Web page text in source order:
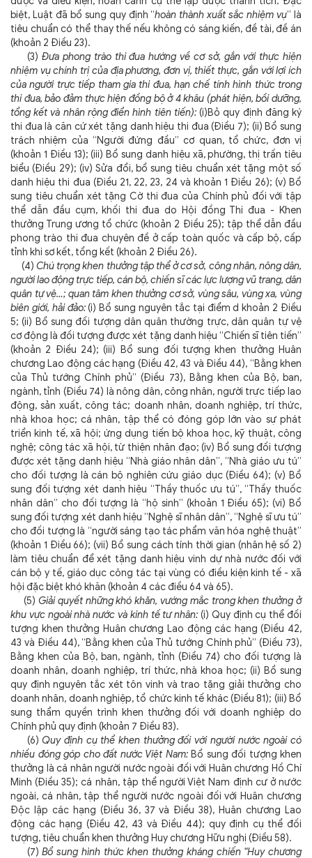
biệt, Luật đã bổ sung quy định “hoàn thành xuất sắc nhiệm vụ” là
tiêu chuẩn có thể thay thế nếu không có sáng kiến, đề tài, đề án
(khoản 2 Điều 23).
(3) Đưa phong trào thi đua hướng về cơ sở, gắn với thực hiện
nhiệm vụ chính trị của địa phương, đơn vị, thiết thực, gắn với lợi ích
của người trực tiếp tham gia thi đua, hạn chế tính hình thức trong
thi đua, bảo đảm thực hiện đồng bộ ở 4 khâu (phát hiện, bồi dưỡng,
tổng kết và nhân rộng điển hình tiên tiến): (i)Bỏ quy định đăng ký
thi đua là căn cứ xét tặng danh hiệu thi đua (Điều 7); (ii) Bổ sung
trách nhiệm của “Người đứng đầu” cơ quan, tổ chức, đơn vị
(khoản 1 Điều 13); (iii) Bổ sung danh hiệu xã, phường, thị trấn tiêu
biểu (Điều 29); (iv) Sửa đổi, bổ sung tiêu chuẩn xét tặng một số
danh hiệu thi đua (Điều 21, 22, 23, 24 và khoản 1 Điều 26); (v) Bổ
sung tiêu chuẩn xét tặng Cờ thi đua của Chính phủ đối với tập
thể dẫn đầu cụm, khối thi đua do Hội đồng Thi đua - Khen
thưởng Trung ương tổ chức (khoản 2 Điều 25); tập thể dẫn đầu
phong trào thi đua chuyên đề ở cấp toàn quốc và cấp bộ, cấp
tỉnh khi sơ kết, tổng kết (khoản 2 Điều 26).
(4) Chú trọng khen thưởng tập thể ở cơ sở, công nhân, nông dân,
người lao động trực tiếp, cán bộ, chiến sĩ các lực lượng vũ trang, dân
quân tự vệ…; quan tâm khen thưởng cơ sở, vùng sâu, vùng xa, vùng
biên giới, hải đảo: (i) Bổ sung nguyên tắc tại điểm d khoản 2 Điều
5; (ii) Bổ sung đối tượng dân quân thường trực, dân quân tự vệ
cơ động là đối tượng được xét tặng danh hiệu “Chiến sĩ tiên tiến”
(khoản 2 Điều 24); (iii) Bổ sung đối tượng khen thưởng Huân
chương Lao động các hạng (Điều 42, 43 và Điều 44), “Bằng khen
của Thủ tướng Chính phủ” (Điều 73), Bằng khen của Bộ, ban,
ngành, tỉnh (Điều 74) là nông dân, công nhân, người trực tiếp lao
động, sản xuất, công tác; doanh nhân, doanh nghiệp, trí thức,
nhà khoa học; cá nhân, tập thể có đóng góp lớn vào sự phát
triển kinh tế, xã hội; ứng dụng tiến bộ khoa học, kỹ thuật, công
nghệ; công tác xã hội, từ thiện nhân đạo; (iv) Bổ sung đối tượng
được xét tặng danh hiệu “Nhà giáo nhân dân”, “Nhà giáo ưu tú”
cho đối tượng là cán bộ nghiên cứu giáo dục (Điều 64); (v) Bổ
sung đối tượng xét danh hiệu “Thầy thuốc ưu tú”, “Thầy thuốc
nhân dân” cho đối tượng là “hộ sinh” (khoản 1 Điều 65); (vi) Bổ
sung đối tượng xét danh hiệu “Nghệ sĩ nhân dân”, “Nghệ sĩ ưu tú”
cho đối tượng là “người sáng tạo tác phẩm văn hóa nghệ thuật”
(khoản 1 Điều 66); (vii) Bổ sung cách tính thời gian (nhân hệ số 2)
làm tiêu chuẩn để xét tặng danh hiệu vinh dự nhà nước đối với
cán bộ y tế, giáo dục công tác tại vùng có điều kiện kinh tế - xã
hội đặc biệt khó khăn (khoản 4 các điều 64 và 65).
(5) Giải quyết những khó khăn, vướng mắc trong khen thưởng ở
khu vực ngoài nhà nước và kinh tế tư nhân: (i) Quy định cụ thể đối
tượng khen thưởng Huân chương Lao động các hạng (Điều 42,
43 và Điều 44), “Bằng khen của Thủ tướng Chính phủ” (Điều 73),
Bằng khen của Bộ, ban, ngành, tỉnh (Điều 74) cho đối tượng là
doanh nhân, doanh nghiệp, trí thức, nhà khoa học; (ii) Bổ sung
quy định nguyên tắc xét tôn vinh và trao tặng giải thưởng cho
doanh nhân, doanh nghiệp, tổ chức kinh tế khác (Điều 81); (iii) Bổ
sung thẩm quyền trình khen thưởng đối với doanh nghiệp do
Chính phủ quy định (khoản 7 Điều 83).
(6)Quy định cụ thể khen thưởng đối với người nước ngoài có
nhiều đóng góp cho đất nước Việt Nam: Bổ sung đối tượng khen
thưởng là cá nhân người nước ngoài đối với Huân chương Hồ Chí
Minh (Điều 35); cá nhân, tập thể người Việt Nam định cư ở nước
ngoài, cá nhân, tập thể người nước ngoài đối với Huân chương
Độc lập các hạng (Điều 36, 37 và Điều 38), Huân chương Lao
động các hạng (Điều 42, 43 và Điều 44); quy định cụ thể đối
tượng, tiêu chuẩn khen thưởng Huy chương Hữu nghị (Điều 58).
(7)Bổ sung hình thức khen thưởng kháng chiến “Huy chương